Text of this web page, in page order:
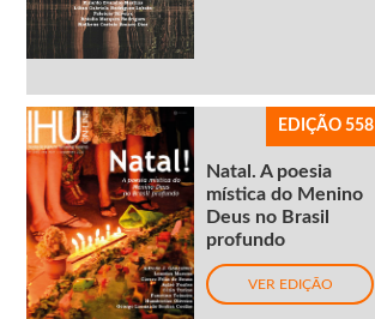
EDIÇÃO 558
Natal. A poesia
mística do Menino
Deus no Brasil
profundo
VER EDIÇÃO